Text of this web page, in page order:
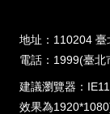
地址：110204 臺
電話：1999(臺
建議瀏覽器：
效果為